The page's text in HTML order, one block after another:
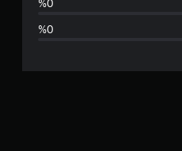
ت